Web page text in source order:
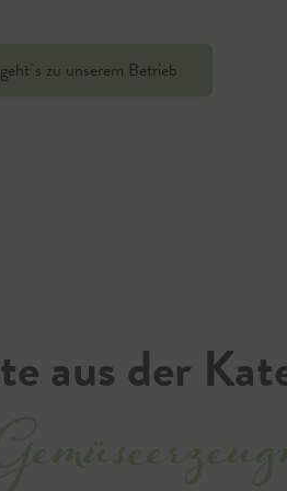
zu unserem Betrieb
aus der